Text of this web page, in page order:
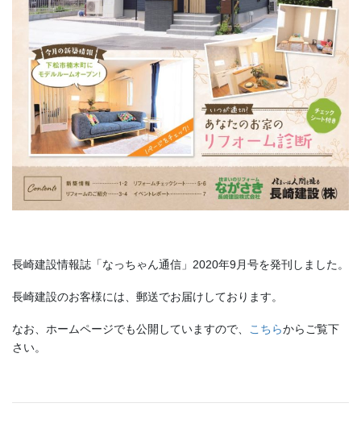
長崎建設情報誌「なっちゃん通信」2020年9月号を発刊しました。
長崎建設のお客様には、郵送でお届けしております。
なお、ホームページでも公開していますので、 こちらからご覧下
さい。